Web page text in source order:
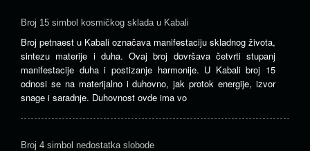
Broj 15 simbol kosmičkog sklada u Kabali
Broj petnaest u Kabali označava manifestaciju skladnog života,
sintezu materije i duha. Ovaj broj dovršava četvrti stupanj
manifestacije duha i postizanje harmonije. U Kabali broj 15
odnosi se na materijalno i duhovno, jak protok energije, izvor
snage i saradnje. Duhovnost ovde ima vo
Broj 4 simbol nedostatka slobode